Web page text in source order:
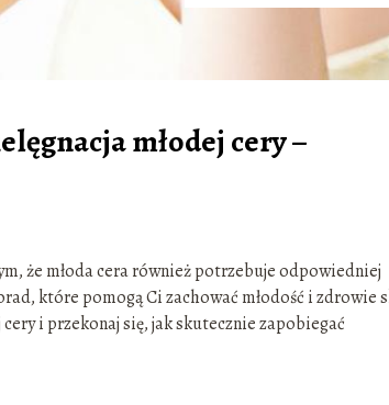
młodej cery –
że młoda cera również potrzebuje odpowiedniej
które pomogą Ci zachować młodość i zdrowie
cery i przekonaj się, jak skutecznie zapobiegać